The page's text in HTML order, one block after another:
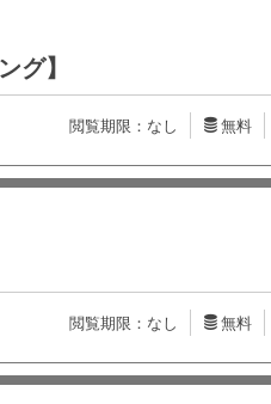
グ】
無料
閲覧期限：なし
無料
閲覧期限：なし